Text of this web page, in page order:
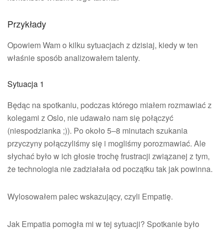
Przykłady
Opowiem Wam o kilku sytuacjach z dzisiaj, kiedy w ten
właśnie sposób analizowałem talenty.
Sytuacja 1
Będąc na spotkaniu, podczas którego miałem rozmawiać z
kolegami z Oslo, nie udawało nam się połączyć
(niespodzianka ;)). Po około 5–8 minutach szukania
przyczyny połączyliśmy się i mogliśmy porozmawiać. Ale
słychać było w ich głosie trochę frustracji związanej z tym,
że technologia nie zadziałała od początku tak jak powinna.
Wylosowałem palec wskazujący, czyli Empatię.
Jak Empatia pomogła mi w tej sytuacji? Spotkanie było